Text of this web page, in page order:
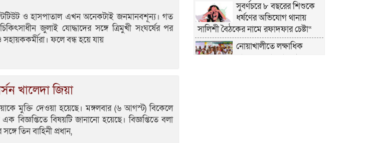
ও হাসপাতাল এখন অনেকটাই জনমানবশূন্য। গত
জুলাই যোদ্ধাদের সঙ্গে ত্রিমুখী সংঘর্ষের পর
ফলে বন্ধ হয়ে যায়
খালেদা জিয়া
মুক্তি দেওয়া হয়েছে। মঙ্গলবার (৬ আগস্ট) বিকেলে
এক বিজ্ঞপ্তিতে বিষয়টি জানানো হয়েছে। বিজ্ঞপ্তিতে বলা
তিন বাহিনী প্রধান,
সুবর্ণচরে ৮ বছরের শিশুকে
ধর্ষণের অভিযোগ থানায়
সালিশী বৈঠকের নামে রফাদফার চেষ্টা“
নোয়াখালীতে লক্ষাধিক
মানুষের মহাসমাবেশ